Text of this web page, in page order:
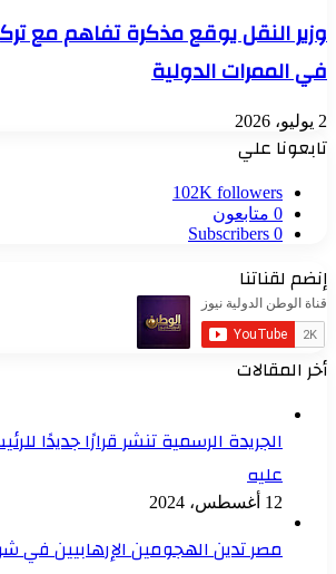
وزير النقل يوقع مذكرة تفاهم مع
في الممرات الدولية
2 يوليو، 2026
تابعونا علي
102K followers
0 متابعون
0
Subscribers
إنضم لقناتنا
أخر المقالات
الجريدة الرسمية تنشر قرارًا جديدًا
عليه
12 أغسطس، 2024
مصر تدين الهجومين الإرهابيين في